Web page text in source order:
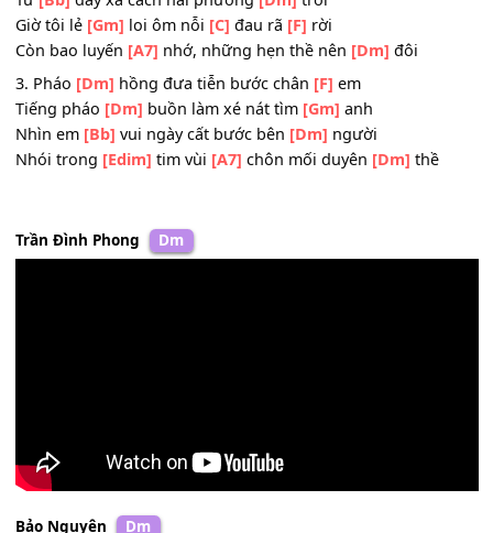
Kỷ niệm[Bb] thơ ngày ấy đã xa[Dm]rồi
Đã phai[Edim]phôi em[A7] vội bước bên[Dm]người
ĐK: Chia[Dm]đôi hai lối bước bên [Gm]đời
Từ[Bb]đây xa cách hai phương[Dm]trời
Giờ tôi lẻ[Gm]loi ôm nỗi[C] đau rã[F]rời
Còn bao luyến[A7]nhớ, những hẹn thề nên[Dm]đôi
Tiếng pháo
[Dm]buồn làm xé nát tìm
Nhìn em[Bb]vui ngày cất bước bên[Dm]người